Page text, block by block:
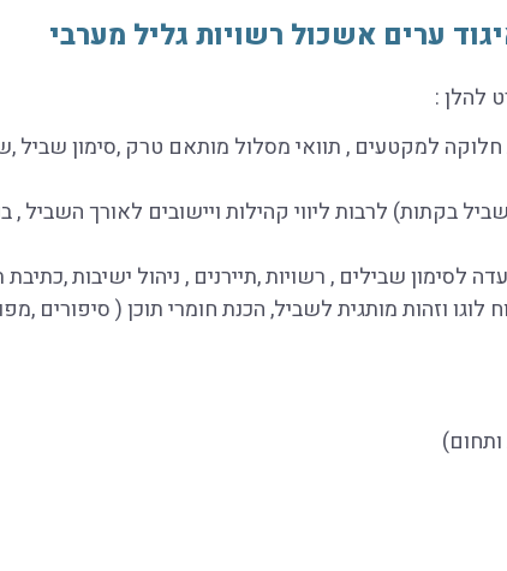
ערים אשכול רשויות גליל מערבי
להלן :
למקטעים , תוואי מסלול מותאם טרק ,סימון שביל
בקתות) לרבות ליווי קהילות ויישובים לאורך השביל ,
לסימון שבילים , רשויות ,תיירנים , ניהול ישיבות ,כתיבת
וזהות מותגית לשביל, הכנת חומרי תוכן ( סיפורים